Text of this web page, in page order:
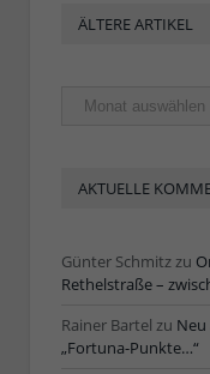
ÄLTERE ARTIKEL
Ältere
Artikel
AKTUELLE
Günter Schmitzzu
Rethelstraße –
Rainer Bartel zu Neu
„Fortuna-Punkte…“